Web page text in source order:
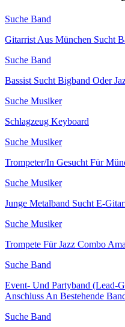
Suche Band
Gitarrist Aus München Sucht
Suche Band
Bassist Sucht Bigband Oder
Suche Musiker
Schlagzeug Keyboard
Suche Musiker
Trompeter/In Gesucht Für
Suche Musiker
Junge Metalband Sucht E-
Suche Musiker
Trompete Für Jazz Combo
Suche Band
Event- Und Partyband (Lead-
Anschluss An Bestehende
Suche Band